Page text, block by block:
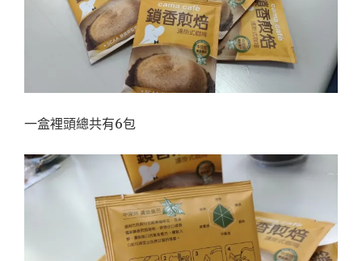
一盒裡頭總共有6包